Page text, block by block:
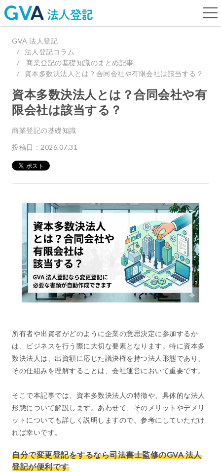
GVA 法人登記
法人登記コラム
商業登記の基礎知識のまとめ記事
資本多数決法人とは？合同会社や有限会社は該当する？
資本多数決法人とは？合同会社や有
限会社は該当する？
商業登記の基礎知識
投稿日：2026.07.31
所有者や出資者がどのように企業の意思決定に参加するか
は、ビジネスを行う際に大切な要素となります。特に資本多
数決法人は、出資額に応じた議決権を持つ法人形態であり、
その仕組みを理解することは、会社運営において重要です。
そこで本記事では、資本多数決法人の特徴や、具体的な法人
形態について解説します。あわせて、そのメリットやデメリ
ットについても詳しく説明しますので、参考にしていただけ
れば幸いです。
自分で変更登記をするなら司法書士監修のGVA 法人
登記が便利です